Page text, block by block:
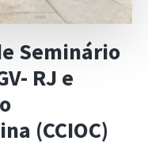
Seminário
RJ e
(CCIOC)